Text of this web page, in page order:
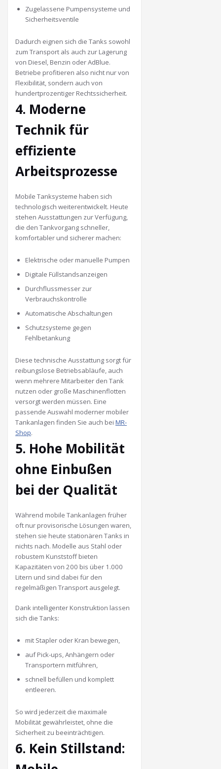
Zugelassene Pumpensysteme und
Sicherheitsventile
Dadurch eignen sich die Tanks sowohl
zum Transport als auch zur Lagerung
von Diesel, Benzin oder AdBlue.
Betriebe profitieren also nicht nur von
Flexibilität, sondern auch von
hundertprozentiger Rechtssicherheit.
4. Moderne
Technik für
effiziente
Arbeitsprozesse
Mobile Tanksysteme haben sich
technologisch weiterentwickelt. Heute
stehen Ausstattungen zur Verfügung,
die den Tankvorgang schneller,
komfortabler und sicherer machen:
Elektrische oder manuelle Pumpen
Digitale Füllstandsanzeigen
Durchflussmesser zur
Verbrauchskontrolle
Automatische Abschaltungen
Schutzsysteme gegen
Fehlbetankung
Diese technische Ausstattung sorgt für
reibungslose Betriebsabläufe, auch
wenn mehrere Mitarbeiter den Tank
nutzen oder große Maschinenflotten
versorgt werden müssen. Eine
passende Auswahl moderner mobiler
Tankanlagen finden Sie auch bei MR-
Shop.
5. Hohe Mobilität
ohne Einbußen
bei der Qualität
Während mobile Tankanlagen früher
oft nur provisorische Lösungen waren,
stehen sie heute stationären Tanks in
nichts nach. Modelle aus Stahl oder
robustem Kunststoff bieten
Kapazitäten von 200 bis über 1.000
Litern und sind dabei für den
regelmäßigen Transport ausgelegt.
Dank intelligenter Konstruktion lassen
sich die Tanks:
mit Stapler oder Kran bewegen,
auf Pick-ups, Anhängern oder
Transportern mitführen,
schnell befüllen und komplett
entleeren.
So wird jederzeit die maximale
Mobilität gewährleistet, ohne die
Sicherheit zu beeinträchtigen.
6. Kein Stillstand: